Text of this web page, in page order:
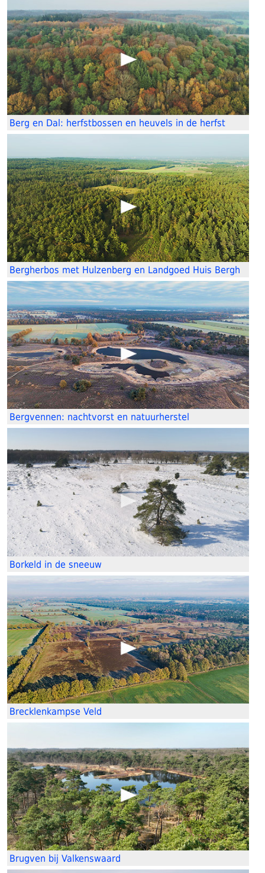
Berg en Dal: herfstbossen en heuvels in de herfst
Bergherbos met Hulzenberg en Landgoed Huis Bergh
Bergvennen: nachtvorst en natuurherstel
Borkeld in de sneeuw
Brecklenkampse Veld
Brugven bij Valkenswaard